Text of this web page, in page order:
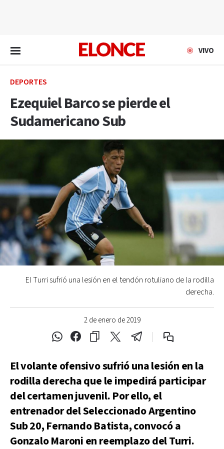
VIVO
DEPORTES
Ezequiel Barco se pierde el
Sudamericano Sub
2 de enero de 2019
El Turri sufrió una lesión en el tendón rotuliano de la rodilla
derecha.
El volante ofensivo sufrió una lesión en la
rodilla derecha que le impedirá participar
del certamen juvenil. Por ello, el
entrenador del Seleccionado Argentino
Sub 20, Fernando Batista, convocó a
Gonzalo Maroni en reemplazo del Turri.